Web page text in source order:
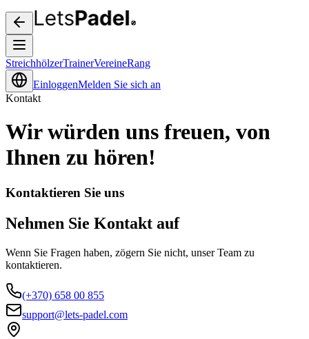
StreichhölzerTrainerVereineRang
EinloggenMelden Sie sich an
Kontakt
Wir würden uns freuen, von
Ihnen zu hören!
Kontaktieren Sie uns
Nehmen Sie Kontakt auf
Wenn Sie Fragen haben, zögern Sie nicht, unser Team zu
kontaktieren.
(+370) 658 00 855
support@lets-padel.com